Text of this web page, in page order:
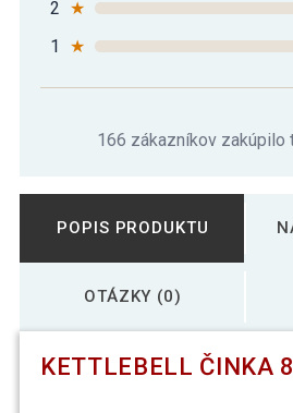
2 ★
1
★
166 zákazníkov zakúpilo
POPIS PRODUKTU
OTÁZKY (0)
KETTLEBELL ČINKA